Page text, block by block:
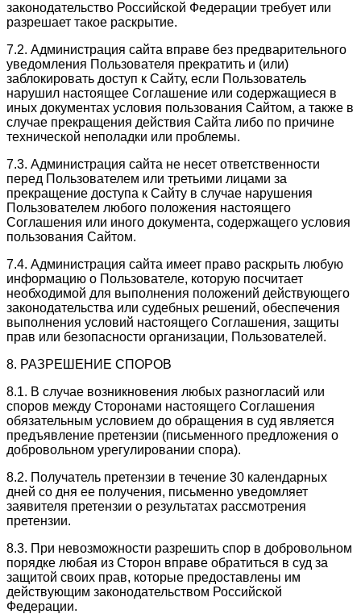
законодательство Российской Федерации требует или
разрешает такое раскрытие.
7.2. Администрация сайта вправе без предварительного
уведомления Пользователя прекратить и (или)
заблокировать доступ к Сайту, если Пользователь
нарушил настоящее Соглашение или содержащиеся в
иных документах условия пользования Сайтом, а также в
случае прекращения действия Сайта либо по причине
технической неполадки или проблемы.
7.3. Администрация сайта не несет ответственности
перед Пользователем или третьими лицами за
прекращение доступа к Сайту в случае нарушения
Пользователем любого положения настоящего
Соглашения или иного документа, содержащего условия
пользования Сайтом.
7.4. Администрация сайта имеет право раскрыть любую
информацию о Пользователе, которую посчитает
необходимой для выполнения положений действующего
законодательства или судебных решений, обеспечения
выполнения условий настоящего Соглашения, защиты
прав или безопасности организации, Пользователей.
8. РАЗРЕШЕНИЕ СПОРОВ
8.1. В случае возникновения любых разногласий или
споров между Сторонами настоящего Соглашения
обязательным условием до обращения в суд является
предъявление претензии (письменного предложения о
добровольном урегулировании спора).
8.2. Получатель претензии в течение 30 календарных
дней со дня ее получения, письменно уведомляет
заявителя претензии о результатах рассмотрения
претензии.
8.3. При невозможности разрешить спор в добровольном
порядке любая из Сторон вправе обратиться в суд за
защитой своих прав, которые предоставлены им
действующим законодательством Российской
Федерации.